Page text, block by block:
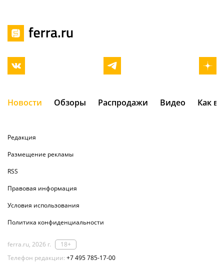
Новости Обзоры Распродажи Видео Как
Редакция
Размещение рекламы
RSS
Правовая информация
Условия использования
Политика конфиденциальности
ferra.ru, 2026 г.
18+
Телефон редакции: +7 495 785-17-00